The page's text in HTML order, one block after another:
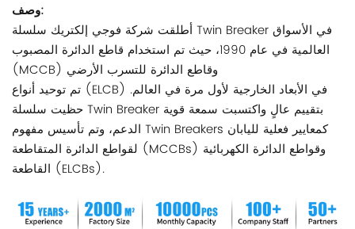
وصف:
أطلقت شركة فوجي إلكتريك سلسلة Twin Breaker في الأسواق
العالمية في عام 1990، حيث تم استخدام قاطع الدائرة المصبوب
(MCCB) وقاطع الدائرة للتسرب الأرضي
تم توحيد أنواع (ELCB) في الأبعاد الخارجية لأول مرة في العالم.
حظيت سلسلة Twin Breaker بتقييم عالٍ واكتسبت سمعة قوية
الدعم، وتم تأسيس مفهوم Twin Breakers كمعايير فعلية لليابان
لقواطع الدائرة المتقاطعة (MCCBs) وقواطع الدائرة الكهربائية
القاطعة (ELCBs).